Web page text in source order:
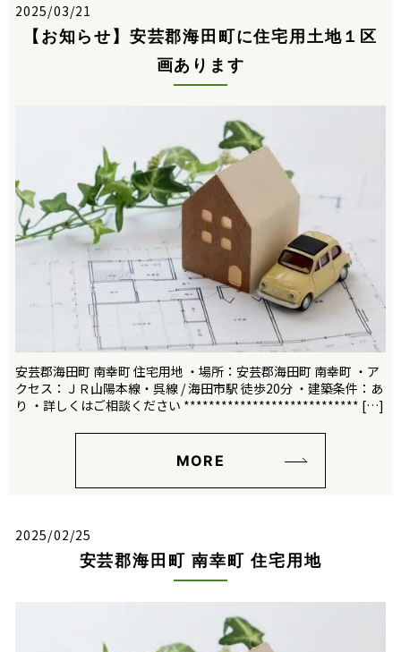
2025/03/21
【お知らせ】安芸郡海田町に住宅用土地１区
画あります
安芸郡海田町 南幸町 住宅用地 ・場所：安芸郡海田町 南幸町 ・ア
クセス：ＪＲ山陽本線・呉線 / 海田市駅 徒歩20分 ・建築条件：あ
り ・詳しくはご相談ください **************************** […]
MORE
2025/02/25
安芸郡海田町 南幸町 住宅用地